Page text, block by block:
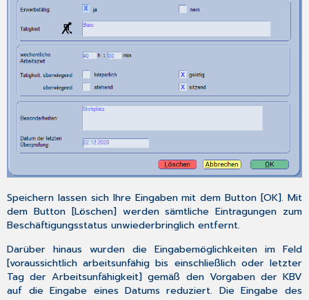
Speichern lassen sich Ihre Eingaben mit dem Button [OK]. Mit
dem Button [Löschen] werden sämtliche Eintragungen zum
Beschäftigungsstatus unwiederbringlich entfernt.
Darüber hinaus wurden die Eingabemöglichkeiten im Feld
[voraussichtlich arbeitsunfähig bis einschließlich oder letzter
Tag der Arbeitsunfähigkeit] gemäß den Vorgaben der KBV
auf die Eingabe eines Datums reduziert. Die Eingabe des